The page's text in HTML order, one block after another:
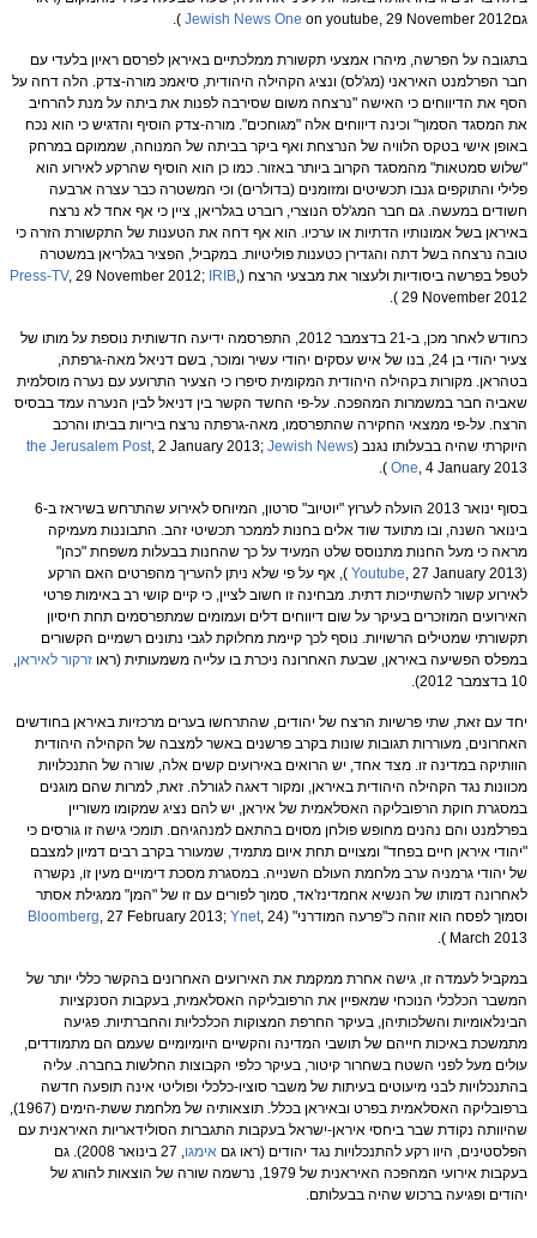
גם
Jewish News One on youtube, 29 November 2012 ).
בתגובה על הפרשה, מיהרו אמצעי תקשורת ממלכתיים באיראן לפרסם ראיון בלעדי עם
חבר הפרלמנט האיראני (מג'לס) ונציג הקהילה היהודית, סיאמכּ מורה-צדק. הלה דחה על
הסף את הדיווחים כי האישה "נרצחה משום שסירבה לפנות את ביתה על מנת להרחיב
את המסגד הסמוך" וכינה דיווחים אלה "מגוחכים". מורה-צדק הוסיף והדגיש כי הוא נכח
באופן אישי בטקס הלוויה של הנרצחת ואף ביקר בביתה של המנוחה, שממוקם במרחק
"שלוש סמטאות" מהמסגד הקרוב ביותר באזור. כמו כן הוא הוסיף שהרקע לאירוע הוא
פלילי והתוקפים גנבו תכשיטים ומזומנים (בדולרים) וכי המשטרה כבר עצרה ארבעה
חשודים במעשה. גם חבר המג'לס הנוצרי, רוברט בגלריאן, ציין כי אף אחד לא נרצח
באיראן בשל אמונותיו הדתיות או ערכיו. הוא אף דחה את הטענות של התקשורת הזרה כי
טובה נרצחה בשל דתה והגדירן כטענות פוליטיות. במקביל, הפציר בגלריאן במשטרה
לטפל בפרשה ביסודיות ולעצור את מבצעי הרצח (
Press-TV, 29 November 2012; IRIB
29 November 2012 ).
כחודש לאחר מכן, ב-21 בדצמבר 2012, התפרסמה ידיעה חדשותית נוספת על מותו של
צעיר יהודי בן 24, בנו של איש עסקים יהודי עשיר ומוכר, בשם דניאל מאה-גרפתה,
בטהראן. מקורות בקהילה היהודית המקומית סיפרו כי הצעיר התרועע עם נערה מוסלמית
שאביה חבר במשמרות המהפכה. על-פי החשד הקשר בין דניאל לבין הנערה עמד בבסיס
הרצח. על-פי ממצאי החקירה שהתפרסמו, מאה-גרפתה נרצח ביריות בביתו והרכב
היוקרתי שהיה בבעלותו נגנב (
the Jerusalem Post , 2 January 2013; Jewish News
One , 4 January 2013 ).
בסוף ינואר 2013 הועלה לערוץ "יוטיוב" סרטון, המיוחס לאירוע שהתרחש בשיראז ב-6
בינואר השנה, ובו מתועד שוד אלים בחנות לממכר תכשיטי זהב. התבוננות מעמיקה
מראה כי מעל החנות מתנוסס שלט המעיד על כך שהחנות בבעלות משפחת "כהן"
(
Youtube , 27 January 2013 ), אף על פי שלא ניתן להעריך מהפרטים האם הרקע
לאירוע קשור להשתייכות דתית. מבחינה זו חשוב לציין, כי קיים קושי רב באימות פרטי
האירועים המוזכרים בעיקר על שום דיווחים דלים ועמומים שמתפרסמים תחת חיסיון
תקשורתי שמטילים הרשויות. נוסף לכך קיימת מחלוקת לגבי נתונים רשמיים הקשורים
במפלס הפשיעה באיראן, שבעת האחרונה ניכרת בו עלייה משמעותית (ראו זרקור לאיראן
10 בדצמבר 2012).
יחד עם זאת, שתי פרשיות הרצח של יהודים, שהתרחשו בערים מרכזיות באיראן בחודשים
האחרונים, מעוררות תגובות שונות בקרב פרשנים באשר למצבה של הקהילה היהודית
הוותיקה במדינה זו. מצד אחד, יש הרואים באירועים קשים אלה, שורה של התנכלויות
מכוונות נגד הקהילה היהודית באיראן, ומקור דאגה לגורלה. זאת, למרות שהם מוגנים
במסגרת חוקת הרפובליקה האסלאמית של איראן, יש להם נציג שמקומו משוריין
בפרלמנט והם נהנים מחופש פולחן מסוים בהתאם למנהגיהם. תומכי גישה זו גורסים כי
"יהודי איראן חיים בפחד" ומצויים תחת איום מתמיד, שמעורר בקרב רבים דמיון למצבם
של יהודי גרמניה ערב מלחמת העולם השנייה. במסגרת מסכת דימויים מעין זו, נקשרה
לאחרונה דמותו של הנשיא אחמדינז'אד, סמוך לפורים עם זו של "המן" ממגילת אסתר
וסמוך לפסח הוא זוהה כ"פרעה המודרני" (
Bloomberg , 27 February 2013; Ynet , 24
March 2013 ).
במקביל לעמדה זו, גישה אחרת ממקמת את האירועים האחרונים בהקשר כללי יותר של
המשבר הכלכלי הנוכחי שמאפיין את הרפובליקה האסלאמית, בעקבות הסנקציות
הבינלאומיות והשלכותיהן, בעיקר החרפת המצוקות הכלכליות והחברתיות. פגיעה
מתמשכת באיכות חייהם של תושבי המדינה והקשיים היומיומיים שעמם הם מתמודדים,
עולים מעל לפני השטח בשחרור קיטור, בעיקר כלפי הקבוצות החלשות בחברה. עליה
בהתנכלויות לבני מיעוטים בעיתות של משבר סוציו-כלכלי ופוליטי אינה תופעה חדשה
ברפובליקה האסלאמית בפרט ובאיראן בכלל. תוצאותיה של מלחמת ששת-הימים (1967),
שהיוותה נקודת שבר ביחסי איראן-ישראל בעקבות התגברות הסולידאריות האיראנית עם
הפלסטינים, היוו רקע להתנכלויות נגד יהודים (ראו גם אימגו
, 27 בינואר 2008). גם
בעקבות אירועי המהפכה האיראנית של 1979, נרשמה שורה של הוצאות להורג של
יהודים ופגיעה ברכוש שהיה בבעלותם.